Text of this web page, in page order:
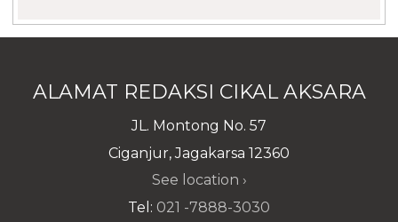
ALAMAT REDAKSI CIKAL AKSARA
JL. Montong No. 57
Ciganjur, Jagakarsa 12360
See location ›
Tel: 021 -7888-3030